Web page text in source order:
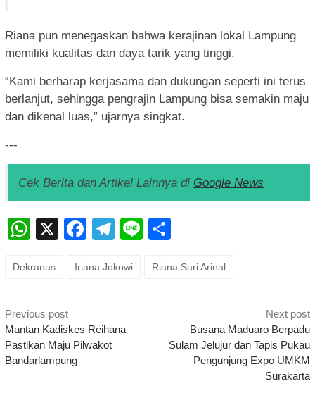
Riana pun menegaskan bahwa kerajinan lokal Lampung
memiliki kualitas dan daya tarik yang tinggi.
“Kami berharap kerjasama dan dukungan seperti ini terus
berlanjut, sehingga pengrajin Lampung bisa semakin maju
dan dikenal luas,” ujarnya singkat.
---
Cek Berita dan Artikel Lainnya di Google News
WhatsApp
X Facebook
Telegram
Line
Dekranas Iriana Jokowi Riana Sari Arinal
Post
navigation
Previous post
Mantan Kadiskes Reihana
Pastikan Maju Pilwakot
Bandarlampung
Next post
Busana Maduaro Berpadu
Sulam Jelujur dan Tapis Pukau
Pengunjung Expo UMKM
Surakarta